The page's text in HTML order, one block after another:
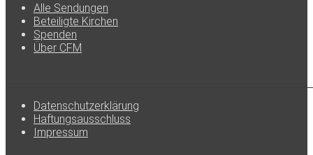
Alle Sendungen
Beteiligte Kirchen
Spenden
Über CFM
Datenschutzerklärung
Haftungsausschluss
Impressum